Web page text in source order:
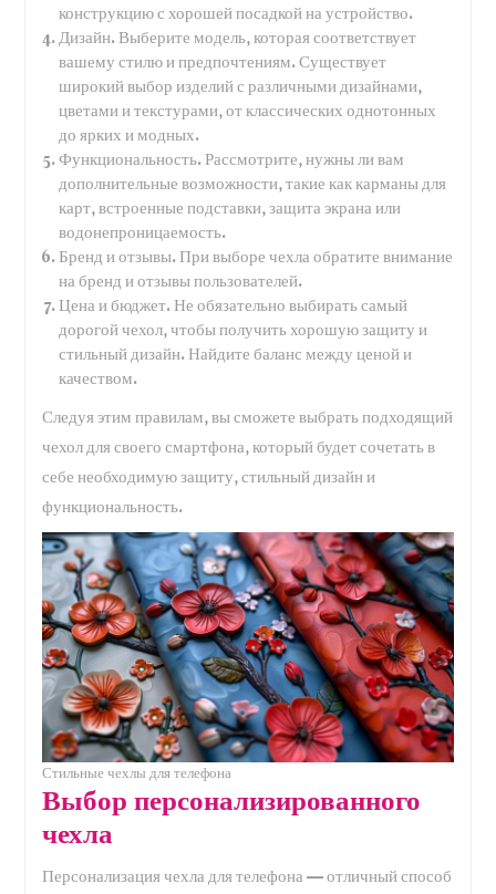
конструкцию с хорошей посадкой на устройство.
Дизайн. Выберите модель, которая соответствует
вашему стилю и предпочтениям. Существует
широкий выбор изделий с различными дизайнами,
цветами и текстурами, от классических однотонных
до ярких и модных.
Функциональность. Рассмотрите, нужны ли вам
дополнительные возможности, такие как карманы для
карт, встроенные подставки, защита экрана или
водонепроницаемость.
Бренд и отзывы. При выборе чехла обратите внимание
на бренд и отзывы пользователей.
Цена и бюджет. Не обязательно выбирать самый
дорогой чехол, чтобы получить хорошую защиту и
стильный дизайн. Найдите баланс между ценой и
качеством.
Следуя этим правилам, вы сможете выбрать подходящий
чехол для своего смартфона, который будет сочетать в
себе необходимую защиту, стильный дизайн и
функциональность.
Стильные чехлы для телефона
Выбор персонализированного
чехла
Персонализация чехла для телефона — отличный способ